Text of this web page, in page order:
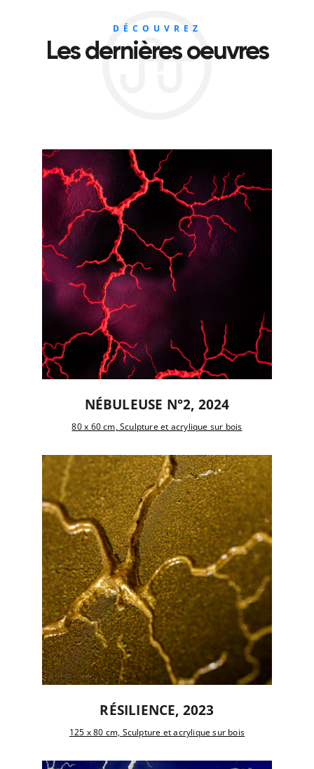
DÉCOUVREZ
Les dernières oeuvres
NÉBULEUSE N°2, 2024
80 x 60 cm, Sculpture et acrylique sur bois
RÉSILIENCE, 2023
125 x 80 cm, Sculpture et acrylique sur bois